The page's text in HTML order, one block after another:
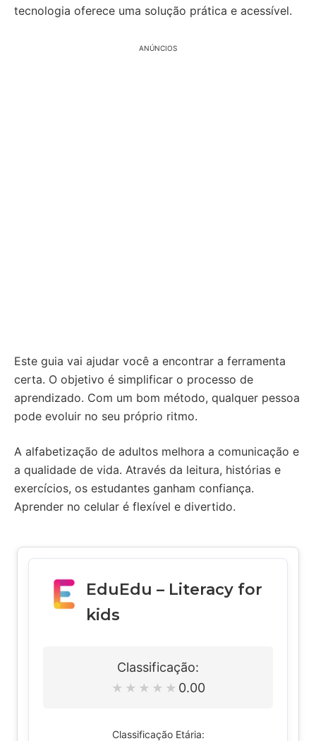
tecnologia oferece uma solução prática e acessível.
ANÚNCIOS
Este guia vai ajudar você a encontrar a ferramenta
certa. O objetivo é simplificar o processo de
aprendizado. Com um bom método, qualquer pessoa
pode evoluir no seu próprio ritmo.
A alfabetização de adultos melhora a comunicação e
a qualidade de vida. Através da leitura, histórias e
exercícios, os estudantes ganham confiança.
Aprender no celular é flexível e divertido.
EduEdu – Literacy for
kids
Classificação:
★ ★ ★ ★ ★ 0.00
Classificação Etária: